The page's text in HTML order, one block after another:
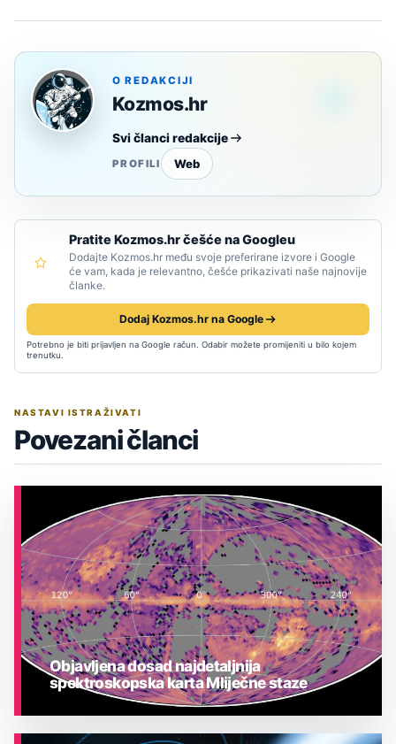
O REDAKCIJI
Kozmos.hr
Svi članci redakcije
PROFILI Web
Pratite Kozmos.hr češće na Googleu
Dodajte Kozmos.hr među svoje preferirane izvore i Google
će vam, kada je relevantno, češće prikazivati naše najnovije
članke.
Dodaj Kozmos.hr na Google
Potrebno je biti prijavljen na Google račun. Odabir možete promijeniti u bilo kojem
trenutku.
NASTAVI ISTRAŽIVATI
Povezani članci
Objavljena dosad najdetaljnija
spektroskopska karta Mliječne staze